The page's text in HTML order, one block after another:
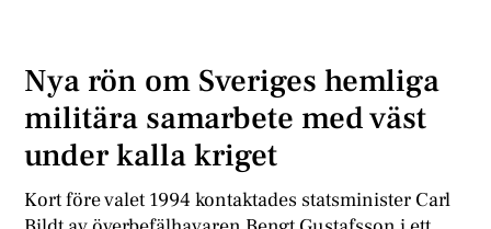
Nya rön om Sveriges hemliga
militära samarbete med väst
under kalla kriget
Kort före valet 1994 kontaktades statsminister Carl